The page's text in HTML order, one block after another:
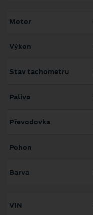
Motor
Výkon
Stav tachometru
Palivo
Převodovka
Pohon
Barva
VIN